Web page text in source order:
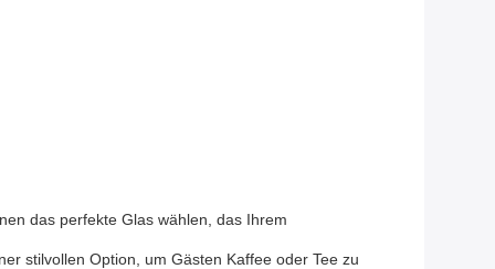
das perfekte Glas wählen, das Ihrem
stilvollen Option, um Gästen Kaffee oder Tee zu